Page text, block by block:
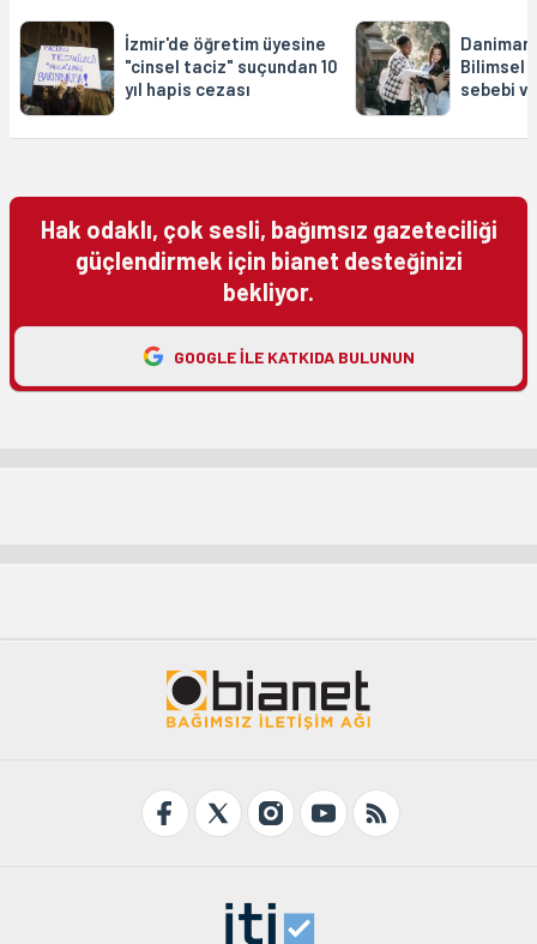
İzmir'de öğretim üyesine
"cinsel taciz" suçundan 10
yıl hapis cezası
Bilimsel
sebebi
Hak odaklı, çok sesli, bağımsız gazeteciliği
güçlendirmek için bianet desteğinizi
bekliyor.
GOOGLE ILE KATKIDA BULUNUN